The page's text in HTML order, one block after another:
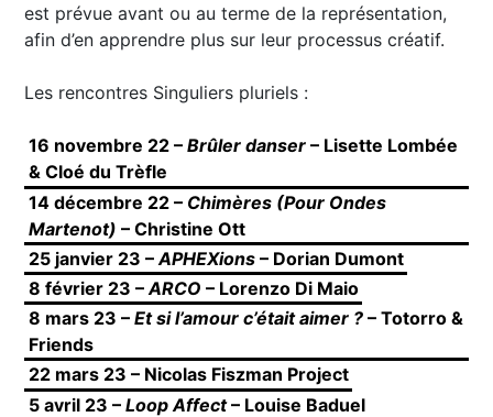
est prévue avant ou au terme de la représentation,
afin d’en apprendre plus sur leur processus créatif.
Les rencontres Singuliers pluriels :
16 novembre 22 – Brûler danser– Lisette Lombée
& Cloé du Trèfle
14 décembre 22 – Chimères (Pour Ondes
Martenot) – Christine Ott
25 janvier 23 – APHEXions– Dorian Dumont
8 février 23 – ARCO – Lorenzo Di Maio
8 mars 23 – Et si l’amour c’était aimer ?– Totorro &
Friends
22 mars 23 – Nicolas Fiszman Project
5 avril 23 – Loop Affect– Louise Baduel